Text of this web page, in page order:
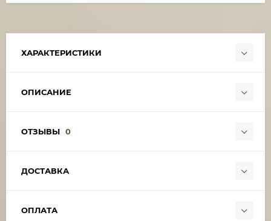
ХАРАКТЕРИСТИКИ
ОПИСАНИЕ
ОТЗЫВЫ 0
ДОСТАВКА
ОПЛАТА